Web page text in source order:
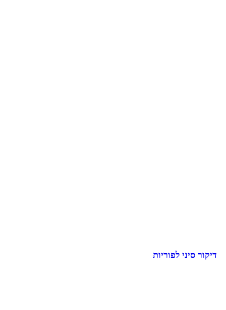
דיקור סיני לפוריות